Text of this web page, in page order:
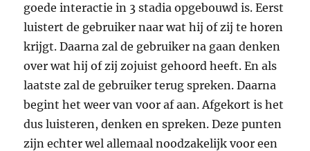
goede interactie in 3 stadia opgebouwd is. Eerst
luistert de gebruiker naar wat hij of zij te horen
krijgt. Daarna zal de gebruiker na gaan denken
over wat hij of zij zojuist gehoord heeft. En als
laatste zal de gebruiker terug spreken. Daarna
begint het weer van voor af aan. Afgekort is het
dus luisteren, denken en spreken. Deze punten
zijn echter wel allemaal noodzakelijk voor een